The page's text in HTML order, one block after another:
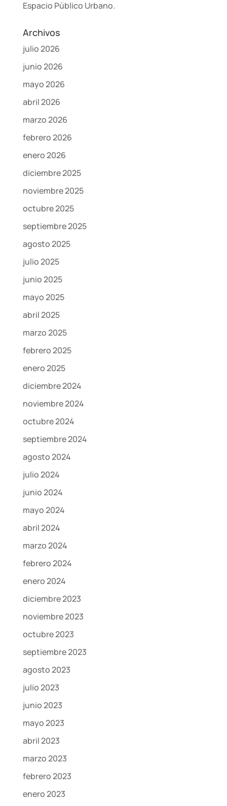
Espacio Público Urbano.
Archivos
julio 2026
junio 2026
mayo 2026
abril 2026
marzo 2026
febrero 2026
enero 2026
diciembre 2025
noviembre 2025
octubre 2025
septiembre 2025
agosto 2025
julio 2025
junio 2025
mayo 2025
abril 2025
marzo 2025
febrero 2025
enero 2025
diciembre 2024
noviembre 2024
octubre 2024
septiembre 2024
agosto 2024
julio 2024
junio 2024
mayo 2024
abril 2024
marzo 2024
febrero 2024
enero 2024
diciembre 2023
noviembre 2023
octubre 2023
septiembre 2023
agosto 2023
julio 2023
junio 2023
mayo 2023
abril 2023
marzo 2023
febrero 2023
enero 2023